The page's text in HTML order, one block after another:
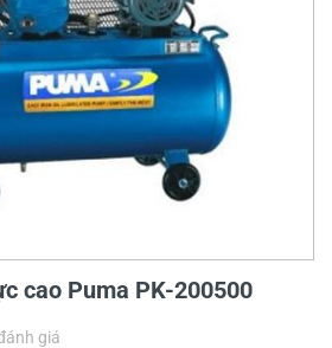
cao Puma PK-200500
giá